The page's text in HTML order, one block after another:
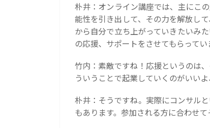
朴井：オンライン講座では、主にこ
能性を引き出して、その力を解放し
から自分で立ち上がっていきたいみ
の応援、サポートをさせてもらってい
竹内：素敵ですね！応援というのは
ういうことで起業していくのがいい
朴井：そうですね。実際にコンサル
もあります。参加される方に合わせ